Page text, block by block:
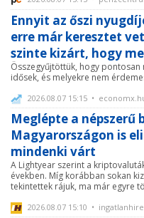
Ennyit az őszi
erre már keresztet
szinte kizárt, hogy
Összegyűjtöttük, hogy
idősek, és melyekre nem
2026.08.07 15:15 •
Meglépte a
Magyarországon is
mindenki várt
A Lightyear szerint a
években. Míg korábban sokan
tekintettek rájuk, ma már egyre
2026.08.07 15:10 •